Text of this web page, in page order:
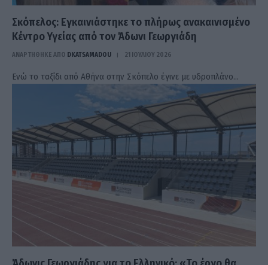
Σκόπελος: Εγκαινιάστηκε το πλήρως ανακαινισμένο
Κέντρο Υγείας από τον Άδωνι Γεωργιάδη
ΑΝΑΡΤΗΘΗΚΕ ΑΠΟ DKATSAMADOU 21 ΙΟΥΛΊΟΥ 2026
Ενώ το ταξίδι από Αθήνα στην Σκόπελο έγινε με υδροπλάνο…